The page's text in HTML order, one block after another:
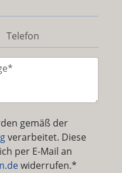
gemäß der
verarbeitet. Diese
per E-Mail an
widerrufen.*